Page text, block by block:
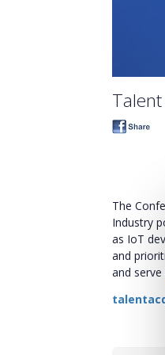
The
Industry
as IoT
and
and